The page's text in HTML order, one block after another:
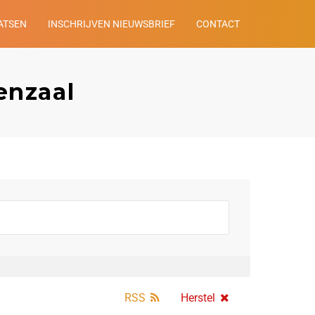
INSCHRIJVEN NIEUWSBRIEF CONTACT
Herstel
RSS